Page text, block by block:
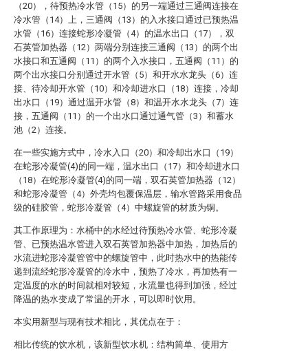
（20），待预热冷水管（15）的另一端通过三通阀连接在
冷水管（14）上，三通阀（13）的入水接口通过已预热温
水管（16）连接蛇形冷凝管（4）的温水出口（17），双
石英管加热器（12）两端分别连接三通阀（13）的两个出
水接口和五通阀（11）的两个入水接口，五通阀（11）的
两个出水接口分别通过开水管（5）和开水水龙头（6）连
接、待冷却开水管（10）和冷却进水口（18）连接，冷却
出水口（19）通过温开水管（8）和温开水水龙头（7）连
接，五通阀（11）的一个出水口通过通气管（3）和蓄水
池（2）连接。
在一些实施方式中，冷水入口（20）和冷却出水口（19）
在蛇形冷凝管(4)的同一端，温水出口（17）和冷却进水口
（18）在蛇形冷凝管(4)的同一端，双石英管加热器（12）
和蛇形冷凝管（4）外壳均包覆保温层，输水管路采用食品
级的硅胶管，蛇形冷凝管（4）中螺旋管的材质为铜。
其工作原理为：水桶中的水经过待预热冷水管、蛇形冷凝
管、已预热温水管进入双石英管加热器中加热，加热后的
水流进蛇形冷凝管管中的螺旋管中，此时热水中的热能传
递到流经蛇形冷凝管的冷水中，预热了冷水，再加热有一
定温度的水的时间就相对较短，水流量也得到加强，经过
降温的热水变成了常温的开水，可以即时饮用。
本实用新型与现有技术相比，其优点在于：
相比传统的饮水机，该新型饮水机：结构简单、使用方